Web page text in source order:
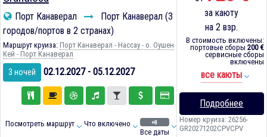
Порт Канаверал
Порт Канаверал (3
городов/портов в 2 странах)
Маршрут круиза: Порт Канаверал - Нассау - о. Оушен
Кей - Порт Канаверал
3 ночей 02.12.2027 - 05.12.2027
Посмотреть маршрут Что включено +8
Все даты
за каюту
на 2 взр.
В стоимость включены:
портовые сборы 200 €
сервисные сборы
включены
все каюты
Подробнее
Номер круиза: 26256-
GR20271202CPVCPV